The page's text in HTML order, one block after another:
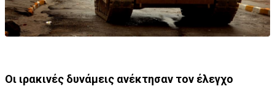
Οι ιρακινές δυνάμεις ανέκτησαν τον έλεγχο